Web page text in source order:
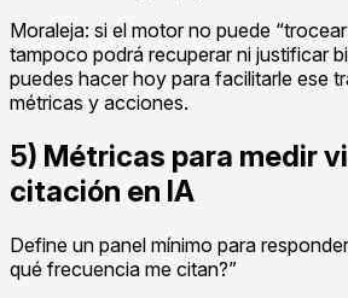
Moraleja: si el motor no puede
tampoco podrá recuperar ni justificar
puedes hacer hoy para facilitarle ese
métricas y acciones.
5) Métricas para medir
citación en IA
Define un panel mínimo para
qué frecuencia me citan?”